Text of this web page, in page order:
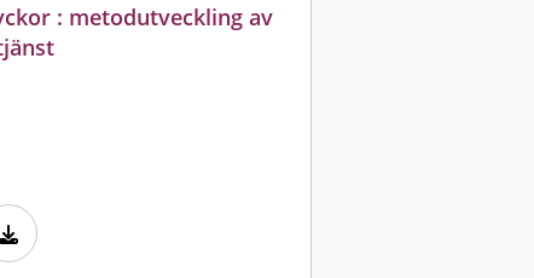
: metodutveckling av